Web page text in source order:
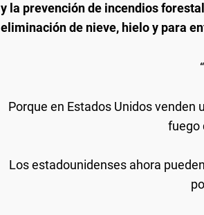
y la prevención de incendios
eliminación de nieve, hielo y para
Porque en Estados Unidos venden
fuego
Los estadounidenses ahora